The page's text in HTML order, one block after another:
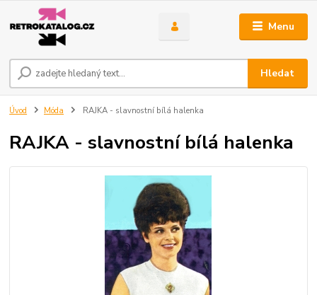
Menu
Hledat
Úvod Móda RAJKA - slavnostní bílá halenka
RAJKA - slavnostní bílá halenka